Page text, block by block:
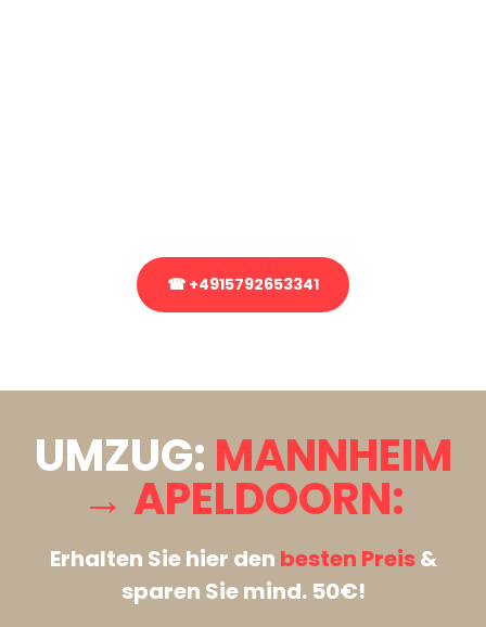
☎ +4915792653341
UMZUG: MANNHEIM
→ APELDOORN:
Erhalten Sie hier den besten Preis&
sparen Sie mind. 50€!